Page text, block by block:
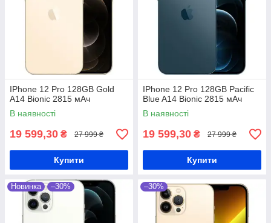
IPhone 12 Pro 128GB Gold
A14 Bionic 2815 мАч
В наявності
19 599,30 ₴ 27 999 ₴
Купити
IPhone 12 Pro 128GB Pacific
Blue A14 Bionic 2815 мАч
В наявності
19 599,30 ₴ 27 999 ₴
Купити
Новинка –30% –30%